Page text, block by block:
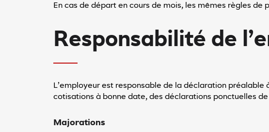
En cas de départ en cours de mois, les mêmes règles de
Responsabilité de
L’employeur est responsable de la déclaration
cotisations à bonne date, des déclarations ponctuelles
Majorations